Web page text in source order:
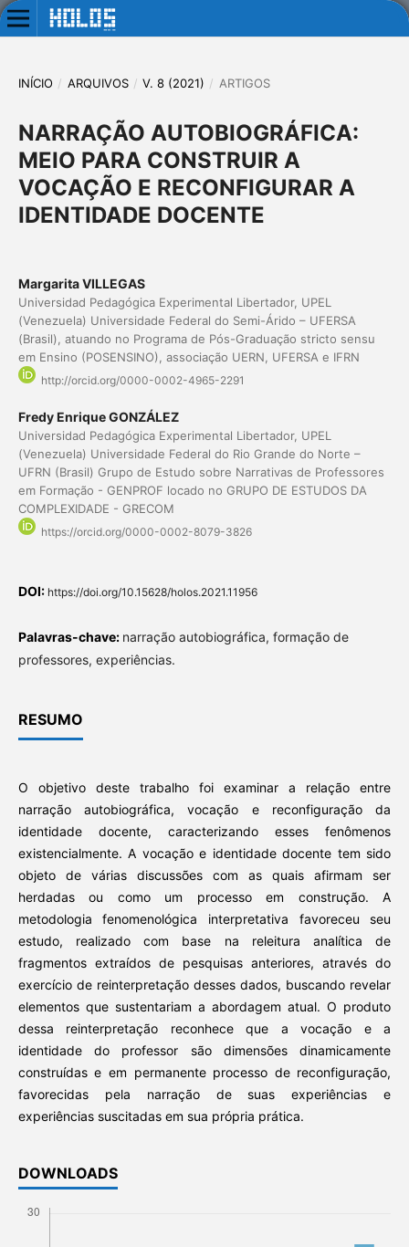
INÍCIO / ARQUIVOS / V. 8 (2021) / ARTIGOS
NARRAÇÃO AUTOBIOGRÁFICA:
MEIO PARA CONSTRUIR A
VOCAÇÃO E RECONFIGURAR A
IDENTIDADE DOCENTE
Margarita VILLEGAS
Universidad Pedagógica Experimental Libertador, UPEL
(Venezuela) Universidade Federal do Semi-Árido – UFERSA
(Brasil), atuando no Programa de Pós-Graduação stricto sensu
em Ensino (POSENSINO), associação UERN, UFERSA e IFRN
http://orcid.org/0000-0002-4965-2291
Fredy Enrique GONZÁLEZ
Universidad Pedagógica Experimental Libertador, UPEL
(Venezuela) Universidade Federal do Rio Grande do Norte –
UFRN (Brasil) Grupo de Estudo sobre Narrativas de Professores
em Formação - GENPROF locado no GRUPO DE ESTUDOS DA
COMPLEXIDADE - GRECOM
https://orcid.org/0000-0002-8079-3826
DOI: https://doi.org/10.15628/holos.2021.11956
Palavras-chave: narração autobiográfica, formação de
professores, experiências.
RESUMO
O objetivo deste trabalho foi examinar a relação entre
narração autobiográfica, vocação e reconfiguração da
identidade docente, caracterizando esses fenômenos
existencialmente. A vocação e identidade docente tem sido
objeto de várias discussões com as quais afirmam ser
herdadas ou como um processo em construção. A
metodologia fenomenológica interpretativa favoreceu seu
estudo, realizado com base na releitura analítica de
fragmentos extraídos de pesquisas anteriores, através do
exercício de reinterpretação desses dados, buscando revelar
elementos que sustentariam a abordagem atual. O produto
dessa reinterpretação reconhece que a vocação e a
identidade do professor são dimensões dinamicamente
construídas e em permanente processo de reconfiguração,
favorecidas pela narração de suas experiências e
experiências suscitadas em sua própria prática.
DOWNLOADS